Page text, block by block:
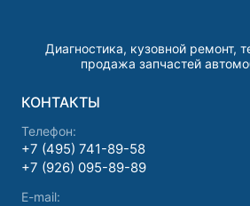
Диагностика, кузовной ремонт,
продажа запчастей
КОНТАКТЫ
Телефон:
+7 (495) 741-89-58
+7 (926) 095-89-89
E-mail: